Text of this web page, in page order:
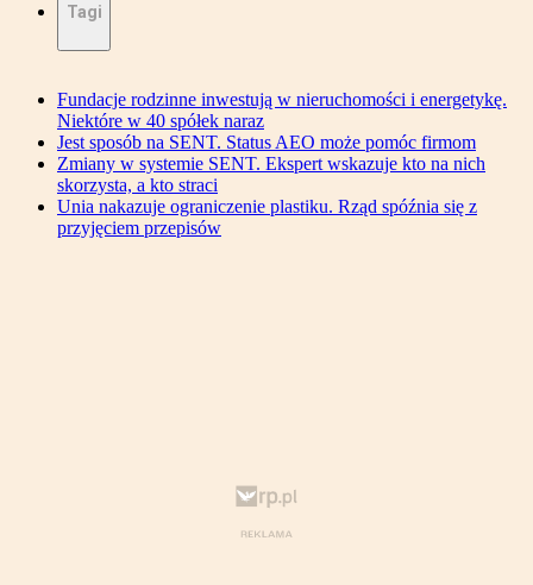
Tagi
Fundacje rodzinne inwestują w nieruchomości i energetykę.
Niektóre w 40 spółek naraz
Jest sposób na SENT. Status AEO może pomóc firmom
Zmiany w systemie SENT. Ekspert wskazuje kto na nich
skorzysta, a kto straci
Unia nakazuje ograniczenie plastiku. Rząd spóźnia się z
przyjęciem przepisów